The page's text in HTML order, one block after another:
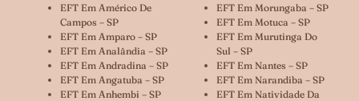
EFT Em Américo De
Campos – SP
EFT Em Amparo – SP
EFT Em Analândia – SP
EFT Em Andradina – SP
EFT Em Angatuba – SP
EFT Em Anhembi – SP
EFT Em Morungaba – SP
EFT Em Motuca – SP
EFT Em Murutinga Do
Sul – SP
EFT Em Nantes – SP
EFT Em Narandiba – SP
EFT Em Natividade Da